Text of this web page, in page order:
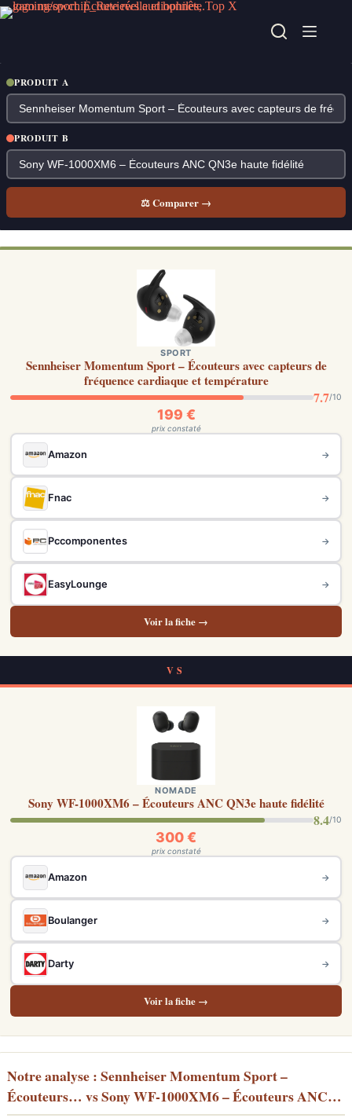
Passer
au
PRODUIT A
PRODUIT B
⚖ Comparer →
SPORT
Sennheiser Momentum Sport – Écouteurs avec capteurs de
fréquence cardiaque et température
7.7/10
199 €
prix constaté
Amazon →
Fnac →
Pccomponentes →
EasyLounge →
Voir la fiche →
VS
NOMADE
Sony WF-1000XM6 – Écouteurs ANC QN3e haute fidélité
8.4/10
300 €
prix constaté
Amazon →
Boulanger →
Darty →
Voir la fiche →
Notre analyse : Sennheiser Momentum Sport –
Écouteurs… vs Sony WF-1000XM6 – Écouteurs ANC…